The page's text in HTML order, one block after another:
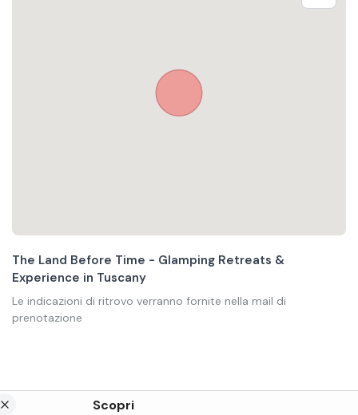
The Land Before Time - Glamping Retreats &
Experience in Tuscany
Le indicazioni di ritrovo verranno fornite nella mail di
prenotazione
Scopri